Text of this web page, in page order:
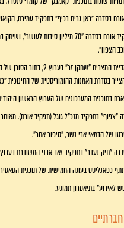
הצפון".
בסדרת האמנות ההומוריסטית של החינוכית
בתיאטרון תמונע.